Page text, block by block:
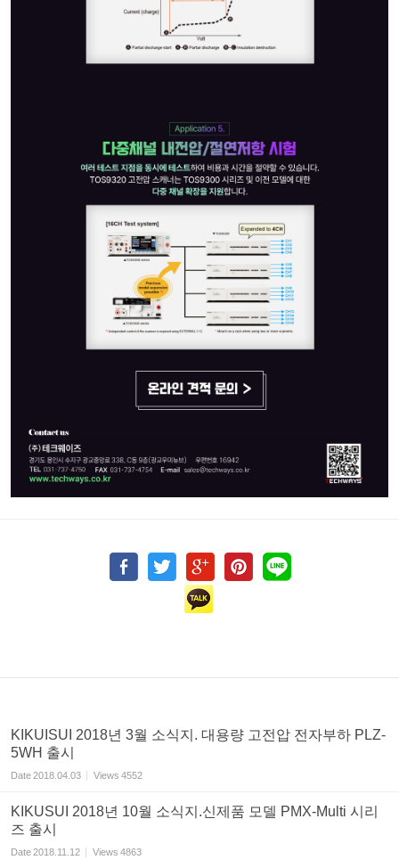
KIKUISUI 2018년 3월 소식지. 대용량 고전압 전자부하 PLZ-
5WH 출시
Date2018.04.03 Views 4552
KIKUSUI 2018년 10월 소식지.신제품 모델 PMX-Multi 시리
즈 출시
Date2018.11.12 Views 4863